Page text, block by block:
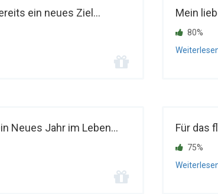
ein neues Ziel... Mein
80%
Neues Jahr im Leben... Für das
75%